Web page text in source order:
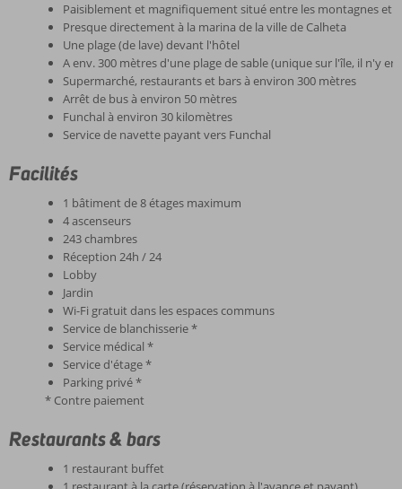
Paisiblement et magnifiquement situé entre les montagnes et
Presque directement à la marina de la ville de Calheta
Une plage (de lave) devant l'hôtel
A env. 300 mètres d'une plage de sable (unique sur l'île, il n'y en
Supermarché, restaurants et bars à environ 300 mètres
Arrêt de bus à environ 50 mètres
Funchal à environ 30 kilomètres
Service de navette payant vers Funchal
Facilités
1 bâtiment de 8 étages maximum
4 ascenseurs
243 chambres
Réception 24h / 24
Lobby
Jardin
Wi-Fi gratuit dans les espaces communs
Service de blanchisserie *
Service médical *
Service d'étage *
Parking privé *
* Contre paiement
Restaurants & bars
1 restaurant buffet